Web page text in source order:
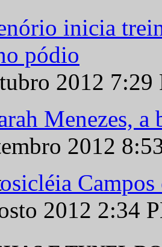
inicia
pódio
2012
Menezes,
2012
2012 2:34